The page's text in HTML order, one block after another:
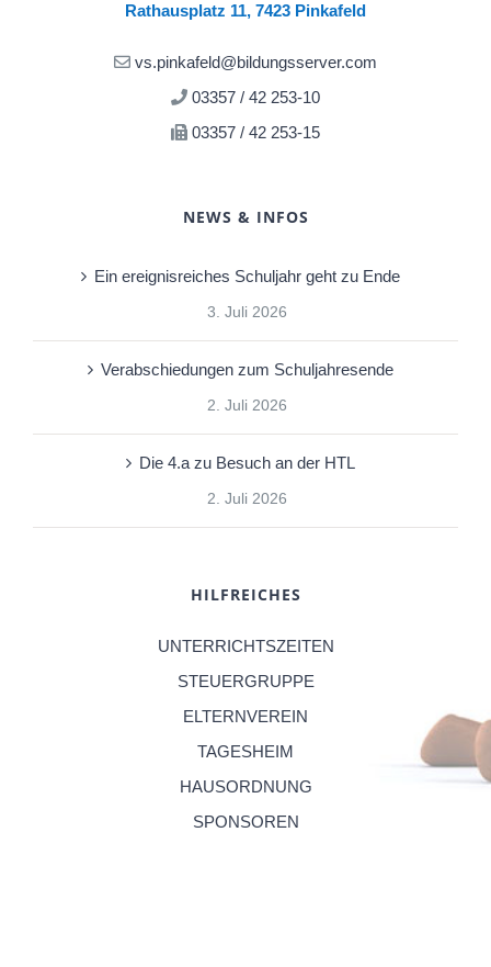
Rathausplatz 11, 7423 Pinkafeld
vs.pinkafeld@bildungsserver.com
03357 / 42 253-10
03357 / 42 253-15
NEWS & INFOS
Ein ereignisreiches Schuljahr geht zu Ende
3. Juli 2026
Verabschiedungen zum Schuljahresende
2. Juli 2026
Die 4.a zu Besuch an der HTL
2. Juli 2026
HILFREICHES
UNTERRICHTSZEITEN
STEUERGRUPPE
ELTERNVEREIN
TAGESHEIM
HAUSORDNUNG
SPONSOREN